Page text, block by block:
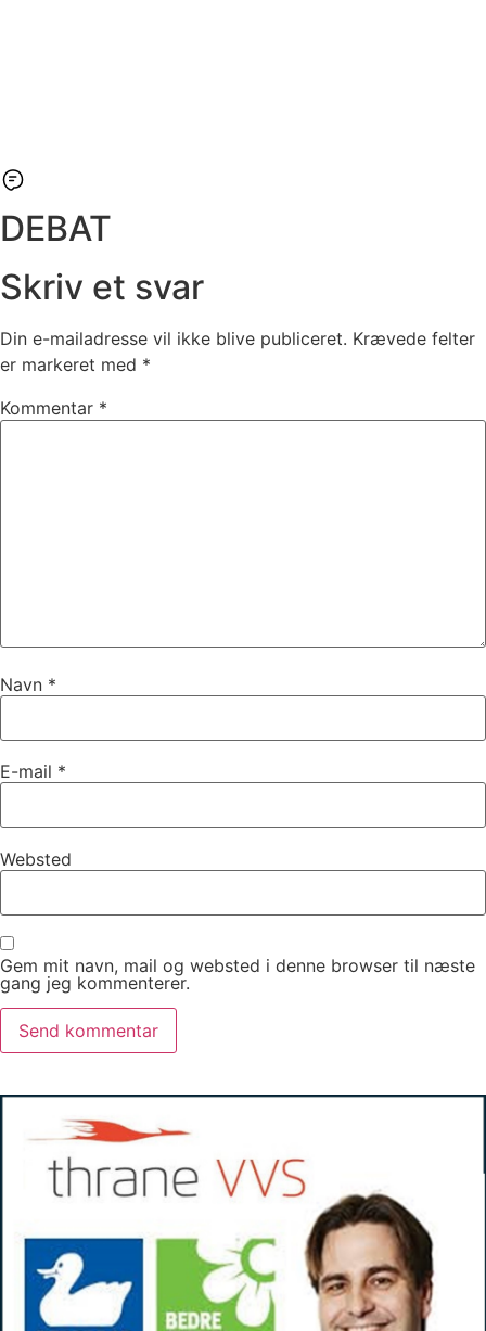
DEBAT
Skriv et svar
Din e-mailadresse vil ikke blive publiceret. Krævede felter
er markeret med *
Kommentar *
Navn *
E-mail *
Websted
Gem mit navn, mail og websted i denne browser til næste
gang jeg kommenterer.